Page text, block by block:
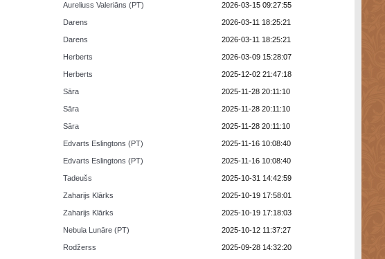
Aureliuss Valeriāns (PT) 2026-03-15 09:27:55
Darens 2026-03-11 18:25:21
Darens 2026-03-11 18:25:21
Herberts 2026-03-09 15:28:07
Herberts 2025-12-02 21:47:18
Sāra 2025-11-28 20:11:10
Sāra 2025-11-28 20:11:10
Sāra 2025-11-28 20:11:10
Edvarts Eslingtons (PT) 2025-11-16 10:08:40
Edvarts Eslingtons (PT) 2025-11-16 10:08:40
Tadeušs 2025-10-31 14:42:59
Zaharijs Klārks 2025-10-19 17:58:01
Zaharijs Klārks 2025-10-19 17:18:03
Nebula Lunāre (PT) 2025-10-12 11:37:27
Rodžerss 2025-09-28 14:32:20